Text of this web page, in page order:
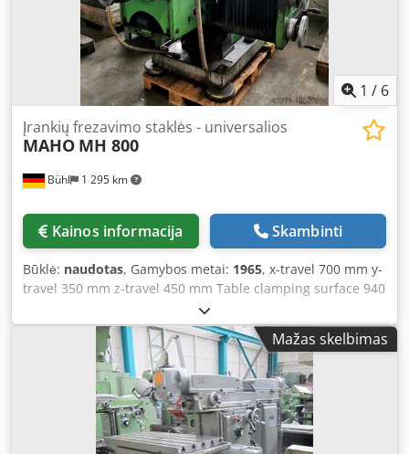
1 / 6
Bühl 1 295 km
Įrankių frezavimo staklės - universalios
MAHO MH 800
Kainos informacija Skambinti
Būklė: naudotas, Gamybos metai: 1965, x-travel 700 mm y-
travel 350 mm z-travel 450 mm Table clamping surface 940
x 510 mm Spindle taper SK 40 Spindle speeds 32 - 1600
rpm Feeds - longitudinal & cross 8 - 400 mm/min Feeds -
vertical 4 - 200 mm/min Total power requirement 4.5 kW
Machine dimensions (L x W x H) 1.85 x 1.62 x 1.83 m
Dcsdevzhh Tspfx Ac Hek Accessories: Swiveling vertical
head with extendable quill, universal table, counter
bearing, coolant system
Mažas skelbimas